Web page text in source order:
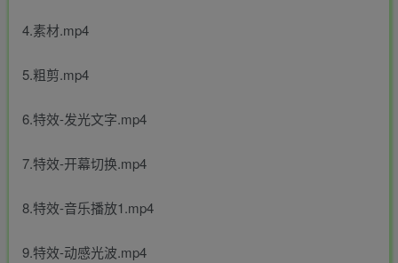
4.素材.mp4
5.粗剪.mp4
6.特效-发光文字.mp4
7.特效-开幕切换.mp4
8.特效-音乐播放1.mp4
9.特效-动感光波.mp4